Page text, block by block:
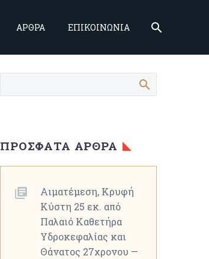
ΑΡΘΡΑ ΕΠΙΚΟΙΝΩΝΙΑ
ΠΡΌΣΦΑΤΑ ΆΡΘΡΑ
Αιματέμεση, Κρυφή
Κύστη 25 εκ. από
Παλαιό Καθετήρα
Υδροκεφαλίας και
Θάνατος 27χρονου —